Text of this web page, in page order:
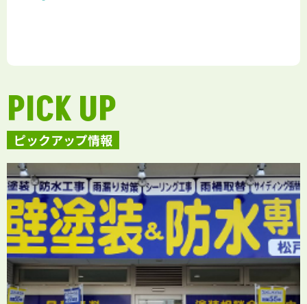
ピックアップ情報
PICK UP